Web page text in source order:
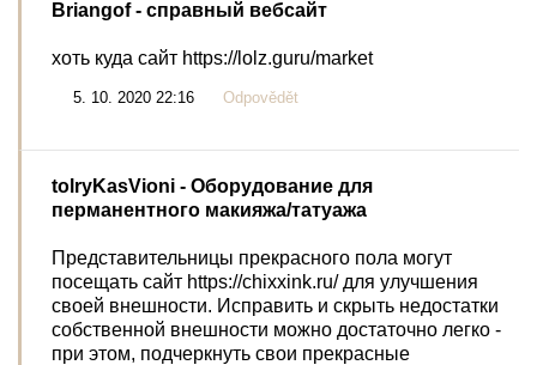
Briangof- справный вебсайт
хоть куда сайт https://lolz.guru/market
5. 10. 2020 22:16 Odpovědět
tolryKasVioni - Оборудование для
перманентного макияжа/татуажа
Представительницы прекрасного пола могут
посещать сайт https://chixxink.ru/ для улучшения
своей внешности. Исправить и скрыть недостатки
собственной внешности можно достаточно легко -
при этом, подчеркнуть свои прекрасные